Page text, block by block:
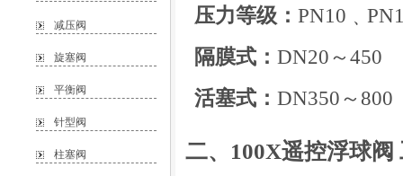
减压阀
旋塞阀
平衡阀
针型阀
柱塞阀
压力等级：
隔膜式： DN20～450
活塞式： DN350～800
二、100X遥控浮球阀